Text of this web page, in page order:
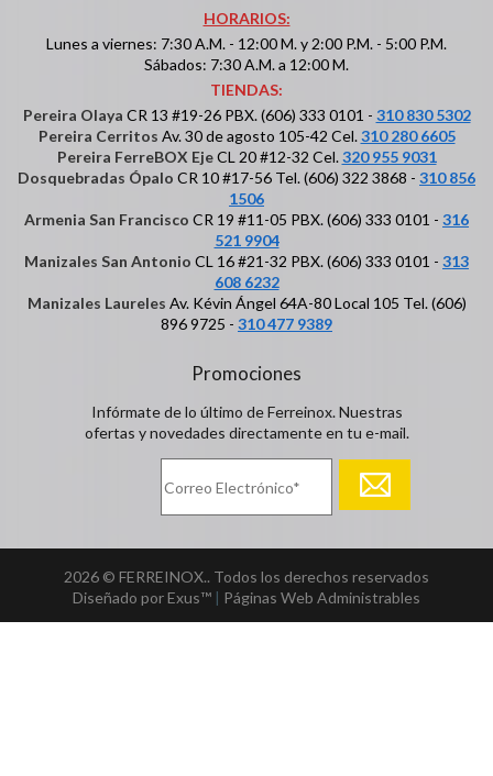
HORARIOS:
Lunes a viernes: 7:30 A.M. - 12:00 M. y 2:00 P.M. - 5:00 P.M.
Sábados: 7:30 A.M. a 12:00 M.
TIENDAS:
Pereira Olaya CR 13 #19-26 PBX. (606) 333 0101 - 310 830 5302
Pereira Cerritos Av. 30 de agosto 105-42 Cel.310 280 6605
Pereira FerreBOX EjeCL 20 #12-32 Cel.320 955 9031
Dosquebradas Ópalo CR 10 #17-56 Tel. (606) 322 3868 - 310 856
1506
Armenia San Francisco CR 19 #11-05 PBX. (606) 333 0101 - 316
521 9904
Manizales San Antonio CL 16 #21-32 PBX. (606) 333 0101 - 313
608 6232
Manizales Laureles Av. Kévin Ángel 64A-80 Local 105 Tel. (606)
896 9725 - 310 477 9389
Promociones
Infórmate de lo último de Ferreinox. Nuestras
ofertas y novedades directamente en tu e-mail.
2026 © FERREINOX.. Todos los derechos reservados
Diseñado por Exus™ | Páginas Web Administrables